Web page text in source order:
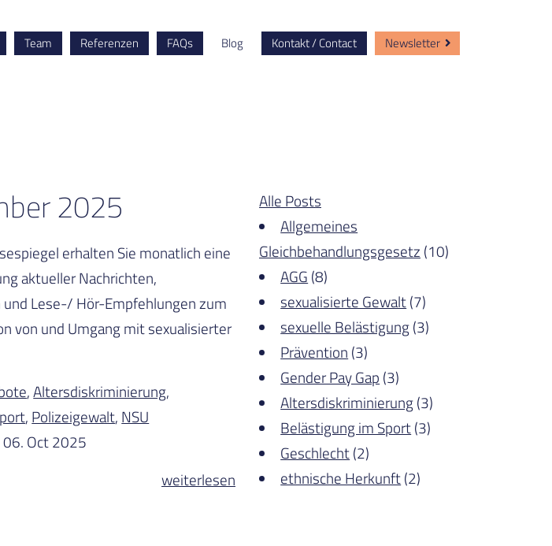
Team Referenzen FAQs Blog Kontakt / Contact Newsletter
2025
erhalten Sie monatlich eine
aktueller Nachrichten,
Lese-/ Hör-Empfehlungen zum
von und Umgang mit sexualisierter
,Altersdiskriminierung,
, Polizeigewalt, NSU
Oct 2025
weiterlesen
Alle Posts
Allgemeines
Gleichbehandlungsgesetz (10)
AGG (8)
sexualisierte Gewalt(7)
sexuelle Belästigung(3)
Prävention (3)
Gender Pay Gap (3)
Altersdiskriminierung(3)
Belästigung im Sport(3)
Geschlecht(2)
ethnische Herkunft(2)